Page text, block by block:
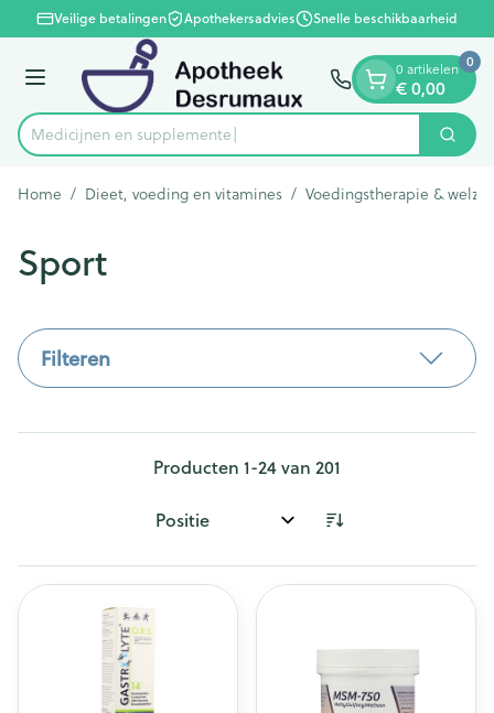
Ga naar de inhoud
1 van 1Veilige betalingen Apothekersadvies Snelle beschikbaarheid
Menu
Product, merk, categorie...
Medic Zoek
0 artikelen
€ 0,00
0
Home / Dieet, voeding en vitamines / Voedingstherapie &
Sport
Filteren
Producten 1-24van 201
Sorteer op: